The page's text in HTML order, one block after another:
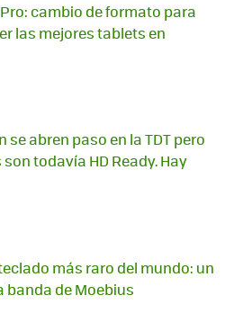
cambio de formato para
las mejores tablets en
se abren paso en la TDT pero
todavía HD Ready. Hay
más raro del mundo: un
banda de Moebius